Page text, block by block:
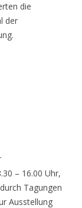
die
der
– 16.00 Uhr,
Tagungen
Ausstellung